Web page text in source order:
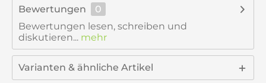
Bewertungen
0
Bewertungen lesen, schreiben und
diskutieren... mehr
Varianten & ähnliche Artikel